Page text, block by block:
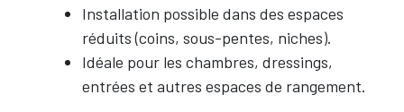
Installation possible dans des espaces
réduits (coins, sous-pentes, niches).
Idéale pour les chambres, dressings,
entrées et autres espaces de rangement.